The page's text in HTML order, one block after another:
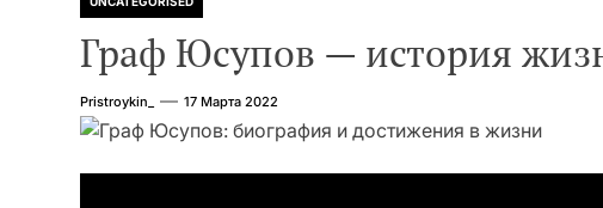
Граф Юсупов — история
Pristroykin_ 17 Марта 2022